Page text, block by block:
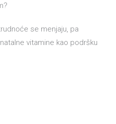
se menjaju, pa
vitamine kao podršku